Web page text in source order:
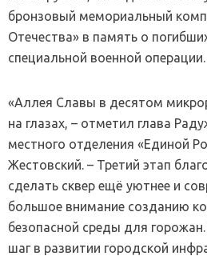
бронзовый мемориальный
Отечества» в память о
специальной военной операции.
«Аллея Славы в десятом
на глазах, – отметил глава
местного отделения «Единой
Жестовский. – Третий этап
сделать сквер ещё уютнее и
большое внимание созданию
безопасной среды для
шаг в развитии городской